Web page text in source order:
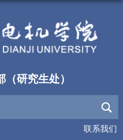
研究生处）
联系我们